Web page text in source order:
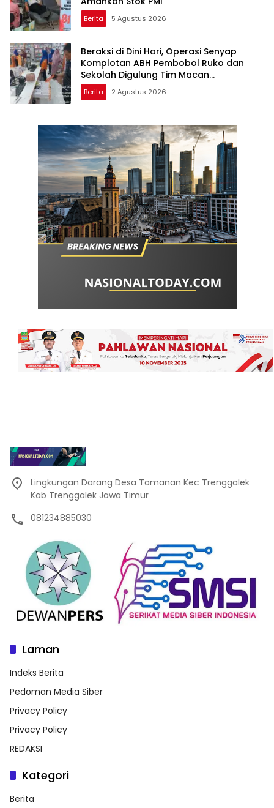
Berita 5 Agustus 2026
Beraksi di Dini Hari, Operasi Senyap
Komplotan ABH Pembobol Ruko dan
Sekolah Digulung Tim Macan
Blambangan
Berita 2 Agustus 2026
Lingkungan Darang Desa Tamanan Kec Trenggalek
Kab Trenggalek Jawa Timur
081234885030
Laman
Indeks Berita
Pedoman Media Siber
Privacy Policy
Privacy Policy
REDAKSI
Kategori
Berita